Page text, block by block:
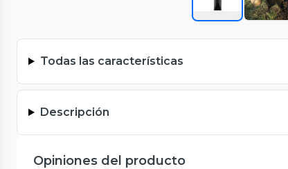
Todas las características
Descripción
Opiniones del producto